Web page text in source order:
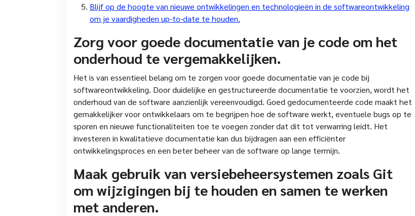
Blijf op de hoogte van nieuwe ontwikkelingen en technologieën in de softwareontwikkeling
om je vaardigheden up-to-date te houden.
Zorg voor goede documentatie van je code om het
onderhoud te vergemakkelijken.
Het is van essentieel belang om te zorgen voor goede documentatie van je code bij
softwareontwikkeling. Door duidelijke en gestructureerde documentatie te voorzien, wordt het
onderhoud van de software aanzienlijk vereenvoudigd. Goed gedocumenteerde code maakt het
gemakkelijker voor ontwikkelaars om te begrijpen hoe de software werkt, eventuele bugs op te
sporen en nieuwe functionaliteiten toe te voegen zonder dat dit tot verwarring leidt. Het
investeren in kwalitatieve documentatie kan dus bijdragen aan een efficiënter
ontwikkelingsproces en een beter beheer van de software op lange termijn.
Maak gebruik van versiebeheersystemen zoals Git
om wijzigingen bij te houden en samen te werken
met anderen.